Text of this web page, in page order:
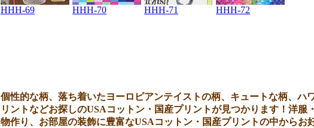
HHH-69 HHH-70 HHH-71 HHH-72
個性的な柄、落ち着いたヨーロピアンテイストの柄、キュートな柄、ハ
リントなどお探しのUSAコットン・国産プリントが見つかります！洋服
物作り、お部屋の装飾に豊富なUSAコットン・国産プリントの中からお